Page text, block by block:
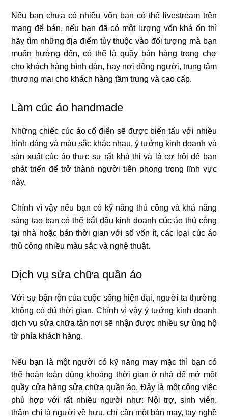
Nếu bạn chưa có nhiều vốn bạn có thể livestream trên
mạng để bán, nếu bạn đã có một lượng vốn khá ổn thì
hãy tìm những địa điểm tùy thuộc vào đối tượng mà bạn
muốn hướng đến, có thể là quầy bán hàng trong chợ
cho khách hàng bình dân, hay nơi đông người, trung tâm
thương mại cho khách hàng tầm trung và cao cấp.
Làm cúc áo handmade
Những chiếc cúc áo cổ điển sẽ được biến tấu với nhiều
hình dáng và màu sắc khác nhau, ý tưởng kinh doanh và
sản xuất cúc áo thực sự rất khả thi và là cơ hội để bạn
phát triển để trở thành người tiên phong trong lĩnh vực
này.
Chính vì vậy nếu bạn có kỹ năng thủ công và khả năng
sáng tạo bạn có thể bắt đầu kinh doanh cúc áo thủ công
tại nhà hoặc bán thời gian với số vốn ít, các loại cúc áo
thủ công nhiều màu sắc và nghệ thuật.
Dịch vụ sửa chữa quần áo
Với sự bận rộn của cuộc sống hiện đại, người ta thường
không có đủ thời gian. Chính vì vậy ý tưởng kinh doanh
dịch vụ sửa chữa tận nơi sẽ nhận được nhiều sự ủng hộ
từ phía khách hàng.
Nếu bạn là một người có kỹ năng may mặc thì bạn có
thể hoàn toàn dùng khoảng thời gian ở nhà để mở một
quầy cửa hàng sửa chữa quần áo. Đây là một công việc
phù hợp với rất nhiều người như: Nội trợ, sinh viên,
thậm chí là người về hưu, chỉ cần một bàn may, tay nghề